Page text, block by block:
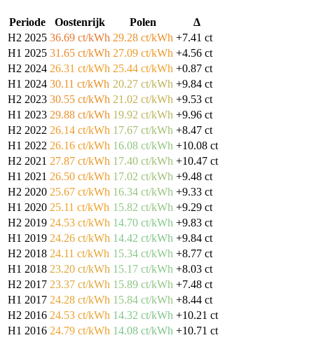
Periode Oostenrijk Polen
Δ
H2 2025 36.69 ct/kWh 29.28 ct/kWh +7.41 ct
H1 2025 31.65 ct/kWh 27.09 ct/kWh +4.56 ct
H2 2024 26.31 ct/kWh 25.44 ct/kWh +0.87 ct
H1 2024 30.11 ct/kWh 20.27 ct/kWh +9.84 ct
H2 2023 30.55 ct/kWh 21.02 ct/kWh +9.53 ct
H1 2023 29.88 ct/kWh 19.92 ct/kWh +9.96 ct
H2 2022 26.14 ct/kWh 17.67 ct/kWh +8.47 ct
H1 2022 26.16 ct/kWh 16.08 ct/kWh +10.08 ct
H2 2021 27.87 ct/kWh 17.40 ct/kWh +10.47 ct
H1 2021 26.50 ct/kWh 17.02 ct/kWh +9.48 ct
H2 2020 25.67 ct/kWh 16.34 ct/kWh +9.33 ct
H1 2020 25.11 ct/kWh 15.82 ct/kWh +9.29 ct
H2 2019 24.53 ct/kWh 14.70 ct/kWh +9.83 ct
H1 2019 24.26 ct/kWh 14.42 ct/kWh +9.84 ct
H2 2018 24.11 ct/kWh 15.34 ct/kWh +8.77 ct
H1 2018 23.20 ct/kWh 15.17 ct/kWh +8.03 ct
H2 2017 23.37 ct/kWh 15.89 ct/kWh +7.48 ct
H1 2017 24.28 ct/kWh 15.84 ct/kWh +8.44 ct
H2 2016 24.53 ct/kWh 14.32 ct/kWh +10.21 ct
H1 2016 24.79 ct/kWh 14.08 ct/kWh +10.71 ct